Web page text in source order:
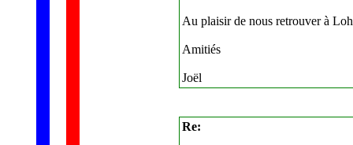
Au plaisir de nous retrouver à
Amitiés
Joël
Re: